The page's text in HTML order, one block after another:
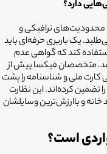
دارد؟
محدودیت‌های ترافیکی و
یک باربری حرفه‌ای باید
کند که گواهی عدم
متخصصان فیکسا پیش از
کارت ملی و شناسنامه را پشت
تضمین کرده‌اند. این نظارت
خانه و باارزش‌ترین وسایلشان
است؟